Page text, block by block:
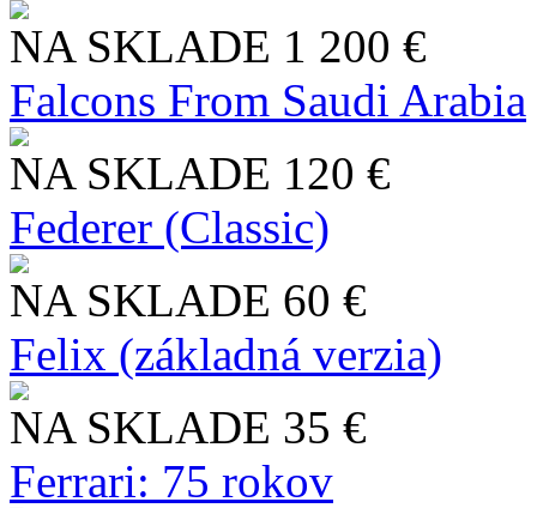
NA SKLADE 1 200 €
Falcons From Saudi Arabia
NA SKLADE 120 €
Federer (Classic)
NA SKLADE 60 €
Felix (základná verzia)
NA SKLADE 35 €
Ferrari: 75 rokov